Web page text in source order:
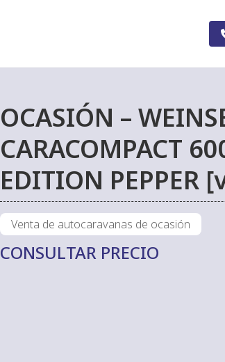
OCASIÓN –
CARACOMPACT
EDITION PEPPER
Venta de autocaravanas de ocasión
CONSULTAR PRECIO